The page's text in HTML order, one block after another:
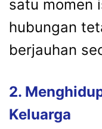
satu momen
hubungan
berjauhan
2.
Keluarga